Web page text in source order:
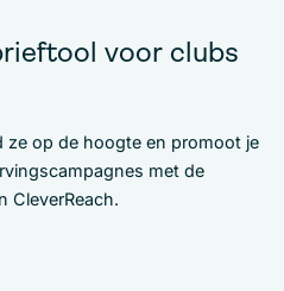
voor clubs
ze op de hoogte en promoot je
met de
CleverReach.